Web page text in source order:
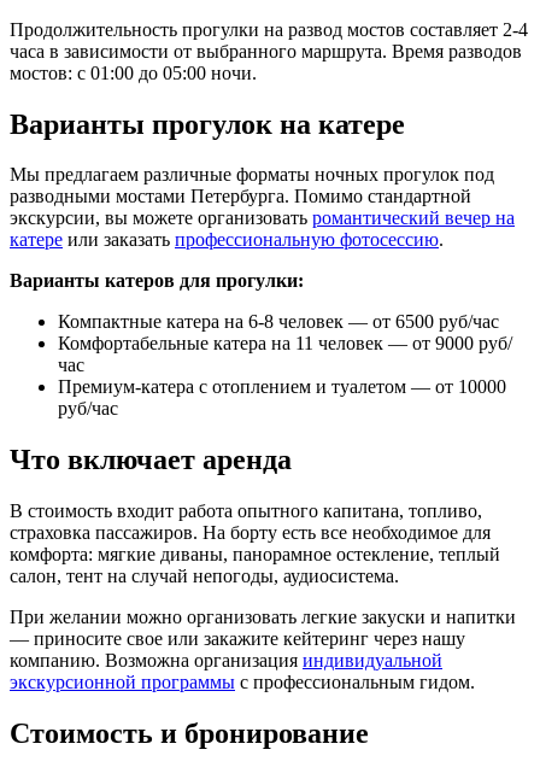
Продолжительность прогулки на развод мостов составляет 2-4
часа в зависимости от выбранного маршрута. Время разводов
мостов: с 01:00 до 05:00 ночи.
Варианты прогулок на катере
Мы предлагаем различные форматы ночных прогулок под
разводными мостами Петербурга. Помимо стандартной
экскурсии, вы можете организовать романтический вечер на
катере или заказать профессиональную фотосессию.
Варианты катеров для прогулки:
Компактные катера на 6-8 человек — от 6500 руб/час
Комфортабельные катера на 11 человек — от 9000 руб/
час
Премиум-катера с отоплением и туалетом — от 10000
руб/час
Что включает аренда
В стоимость входит работа опытного капитана, топливо,
страховка пассажиров. На борту есть все необходимое для
комфорта: мягкие диваны, панорамное остекление, теплый
салон, тент на случай непогоды, аудиосистема.
При желании можно организовать легкие закуски и напитки
— приносите свое или закажите кейтеринг через нашу
компанию. Возможна организация индивидуальной
экскурсионной программы с профессиональным гидом.
Стоимость и бронирование